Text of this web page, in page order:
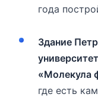
года
Здание
«Молекула
где есть